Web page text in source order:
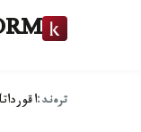
ترەند:اقوردا